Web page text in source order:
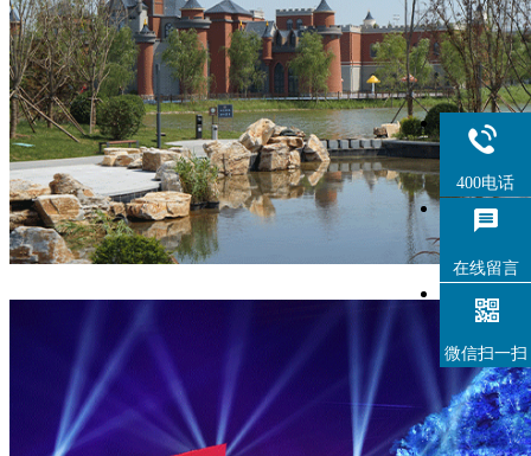
400电话
在线留言
微信扫一扫